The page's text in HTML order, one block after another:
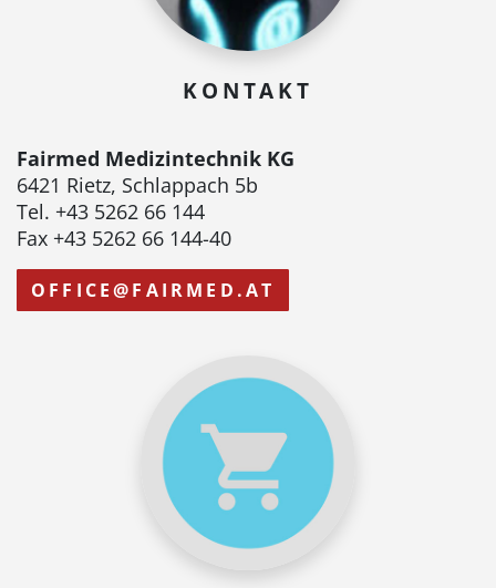
KONTAKT
Fairmed Medizintechnik KG
6421 Rietz, Schlappach 5b
Tel. +43 5262 66 144
Fax +43 5262 66 144-40
OFFICE@FAIRMED.AT